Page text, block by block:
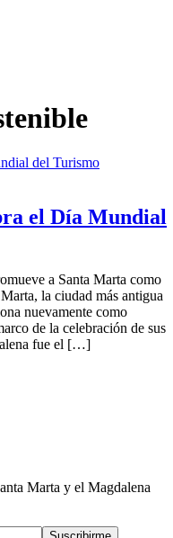
el Día Mundial
a Santa Marta como
la ciudad más antigua
nuevamente como
de la celebración de sus
fue el […]
Marta y el Magdalena